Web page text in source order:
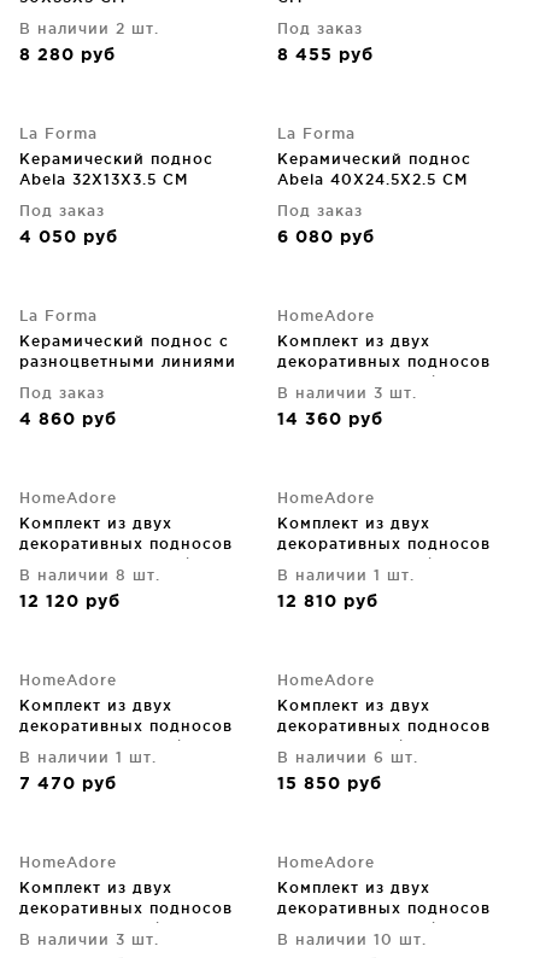
В наличии 2 шт.
8 280 руб
Под заказ
8 455 руб
La Forma
Керамический поднос
Abela 32X13X3.5 CM
Под заказ
4 050 руб
La Forma
Керамический поднос
Abela 40X24.5X2.5 CM
Под заказ
6 080 руб
La Forma
Керамический поднос с
разноцветными линиями
Под заказ
4 860 руб
HomeAdore
Комплект из двух
декоративных подносов
Acantha 51X33X5 / 42X26X5
CM
В наличии 3 шт.
14 360 руб
HomeAdore
Комплект из двух
декоративных подносов
Adrastea 47X47X2 /
39X39X2 CM
В наличии 8 шт.
12 120 руб
HomeAdore
Комплект из двух
декоративных подносов
Konrad 43X27X5 / 40X24X5
CM
В наличии 1 шт.
12 810 руб
HomeAdore
Комплект из двух
декоративных подносов
Ladislav 49X31X9 / 42X25X7
CM
В наличии 1 шт.
7 470 руб
HomeAdore
Комплект из двух
декоративных подносов
Lea 45X45X4 / 37X37X4 CM
В наличии 6 шт.
15 850 руб
HomeAdore
Комплект из двух
декоративных подносов
Lujza 45X30X5 / 39X25X5
CM
В наличии 3 шт.
HomeAdore
Комплект из двух
декоративных подносов
Margita 47X47X2 / 39X39X2
CM
В наличии 10 шт.